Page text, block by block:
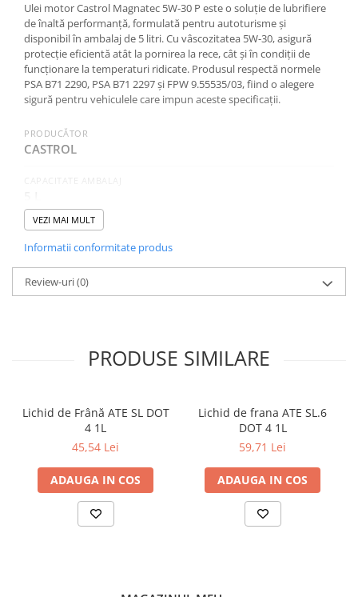
5W20
5W30
5W40
Ulei Transmisie
Ulei motor Castrol Magnatec 5W-30 P este o soluție de lubrifiere
de înaltă performanță, formulată pentru autoturisme și
disponibil în ambalaj de 5 litri. Cu vâscozitatea 5W-30, asigură
protecție eficientă atât la pornirea la rece, cât și în condiții de
funcționare la temperaturi ridicate. Produsul respectă normele
PSA B71 2290, PSA B71 2297 și FPW 9.55535/03, fiind o alegere
sigură pentru vehiculele care impun aceste specificații.
PRODUCĂTOR
CASTROL
CAPACITATE AMBALAJ
SAE (VASCOZITATE)
5W-30
CATEGORIA
Autoturisme
VEZI MAI MULT
Informatii conformitate produs
Review-uri(0)
PRODUSE SIMILARE
Lichid de Frână ATE SL DOT
4 1L
45,54 Lei
ADAUGA IN COS
Lichid de frana ATE SL.6
DOT 4 1L
59,71 Lei
ADAUGA IN COS